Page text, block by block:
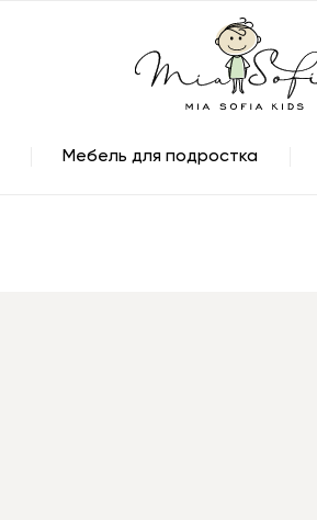
Мебель для подростка